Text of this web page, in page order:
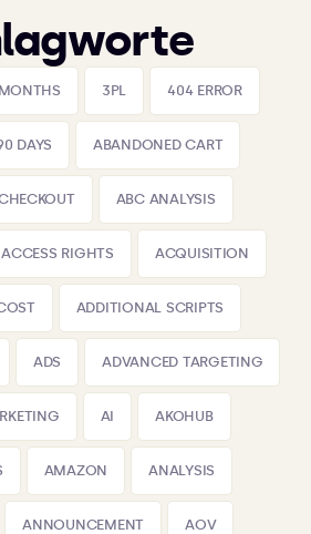
3PL 404 ERROR
DAYS ABANDONED CART
ABC ANALYSIS
ACCESS RIGHTS ACQUISITION
ADDITIONAL SCRIPTS
ADS ADVANCED TARGETING
AI AKOHUB
AMAZON ANALYSIS
ANNOUNCEMENT AOV